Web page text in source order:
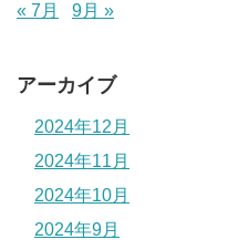
« 7月
9月 »
アーカイブ
2024年12月
2024年11月
2024年10月
2024年9月